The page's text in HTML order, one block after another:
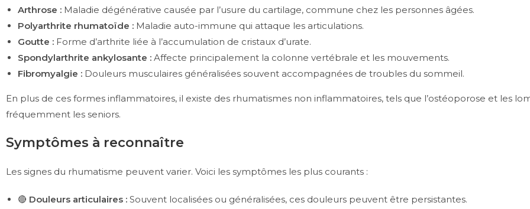
Arthrose : Maladie dégénérative causée par l’usure du cartilage, commune chez les personnes âgées.
Polyarthrite rhumatoïde : Maladie auto-immune qui attaque les articulations.
Goutte : Forme d’arthrite liée à l’accumulation de cristaux d’urate.
Spondylarthrite ankylosante : Affecte principalement la colonne vertébrale et les mouvements.
Fibromyalgie : Douleurs musculaires généralisées souvent accompagnées de troubles du sommeil.
En plus de ces formes inflammatoires, il existe des rhumatismes non inflammatoires, tels que l’ostéoporose et les
fréquemment les seniors.
Symptômes à reconnaître
Les signes du rhumatisme peuvent varier. Voici les symptômes les plus courants :
🔴 Douleurs articulaires : Souvent localisées ou généralisées, ces douleurs peuvent être persistantes.